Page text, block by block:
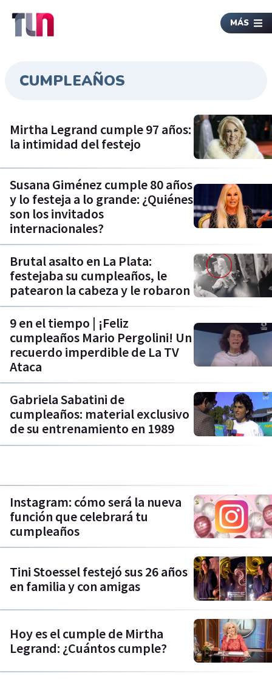
MÁS
CUMPLEAÑOS
Mirtha Legrand cumple 97 años:
la intimidad del festejo
Susana Giménez cumple 80 años
y lo festeja a lo grande: ¿Quiénes
son los invitados
internacionales?
Brutal asalto en La Plata:
festejaba su cumpleaños, le
patearon la cabeza y le robaron
9 en el tiempo | ¡Feliz
cumpleaños Mario Pergolini! Un
recuerdo imperdible de La TV
Ataca
Gabriela Sabatini de
cumpleaños: material exclusivo
de su entrenamiento en 1989
Instagram: cómo será la nueva
función que celebrará tu
cumpleaños
Tini Stoessel festejó sus 26 años
en familia y con amigas
Hoy es el cumple de Mirtha
Legrand: ¿Cuántos cumple?